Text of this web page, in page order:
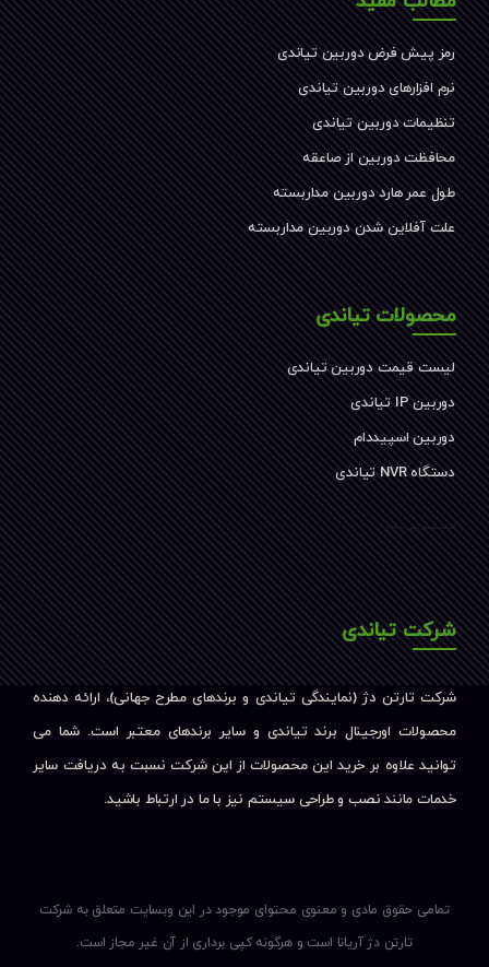
رمز پیش فرض دوربین تیاندی
نرم افزارهای دوربین تیاندی
تنظیمات دوربین تیاندی
محافظت دوربین از صاعقه
طول عمر هارد دوربین مداربسته
علت آفلاین شدن دوربین مداربسته
محصولات تیاندی
لیست قیمت دوربین تیاندی
دوربین IP تیاندی
دوربین اسپیددام
دستگاه NVR تیاندی
کیفیت دوربین تیاندی
شرکت تیاندی
شرکت تارتن دژ (نمایندگی تیاندی و برندهای مطرح جهانی)، ارائه دهنده
محصولات اورجینال برند تیاندی و سایر برندهای معتبر است. شما می
توانید علاوه بر خرید این محصولات از این شرکت نسبت به دریافت سایر
خدمات مانند نصب و طراحی سیستم نیز با ما در ارتباط باشید.
تمامی حقوق مادی و معنوی محتوای موجود در این وبسایت متعلق به شرکت
تارتن دژ آریانا است و هرگونه کپی برداری از آن غیر مجاز است.